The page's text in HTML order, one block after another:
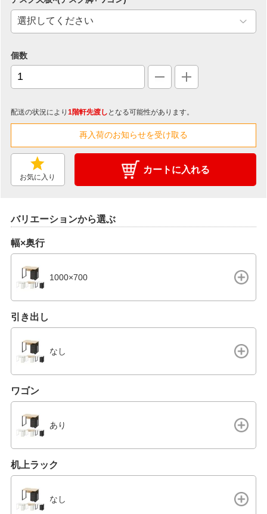
個数
配送の状況により 1階軒先渡し となる可能性があります。
お気に入り
カートに入れる
バリエーションから選ぶ
幅×奥行
1000×700
引き出し
なし
ワゴン
あり
机上ラック
なし